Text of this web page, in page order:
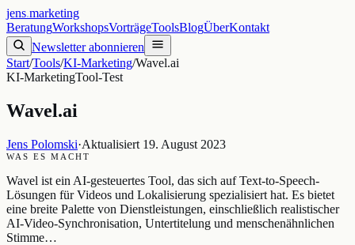
jens.marketing
BeratungWorkshopsVorträgeToolsBlogÜberKontakt
Newsletter abonnieren
Start/Tools/KI-Marketing/Wavel.ai
KI-MarketingTool-Test
Wavel.ai
Jens Polomski·Aktualisiert 19. August 2023
WAS ES MACHT
Wavel ist ein AI-gesteuertes Tool, das sich auf Text-to-Speech-
Lösungen für Videos und Lokalisierung spezialisiert hat. Es bietet
eine breite Palette von Dienstleistungen, einschließlich realistischer
AI-Video-Synchronisation, Untertitelung und menschenähnlichen
Stimme…